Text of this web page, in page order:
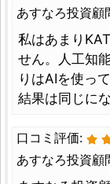
あすなろ投資顧
私はあまり
せん。人工知
りはAIを使っ
結果は同じに
口コミ評価:
あすなろ投資顧